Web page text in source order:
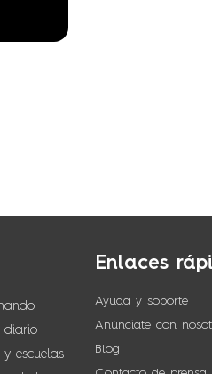
diario
escuelas
Enlaces
Ayuda y soporte
Anúnciate con
Blog